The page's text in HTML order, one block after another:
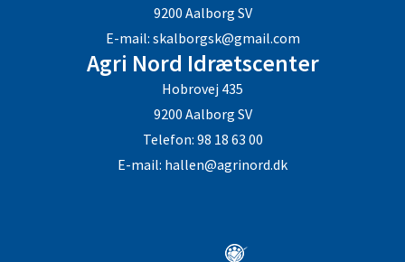
9200 Aalborg SV
E-mail: skalborgsk@gmail.com
Agri Nord Idrætscenter
Hobrovej 435
9200 Aalborg SV
Telefon: 98 18 63 00
E-mail: hallen@agrinord.dk